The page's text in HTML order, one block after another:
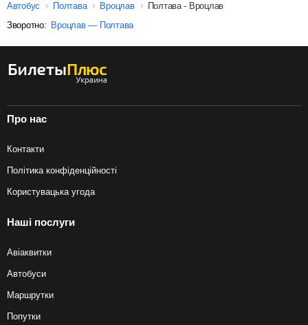
Автобус Полтава Вроцлав
Полтава - Вроцлав
Зворотно: Вроцлав — Полтава
Про нас
Контакти
Політика конфіденційності
Користувацька угода
Наші послуги
Авіаквитки
Автобуси
Маршрутки
Попутки